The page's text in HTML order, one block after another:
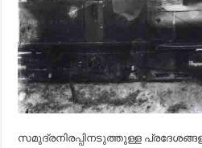
സമുദ്രനിരപ്പിനടുത്തുള്ള